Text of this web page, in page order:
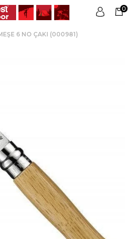
Girişi Üye Ol
0
6 NO ÇAKI (000981)